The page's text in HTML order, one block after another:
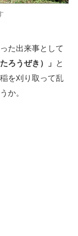
た出来事として
ろうぜき）」
と
を刈り取って乱
か。